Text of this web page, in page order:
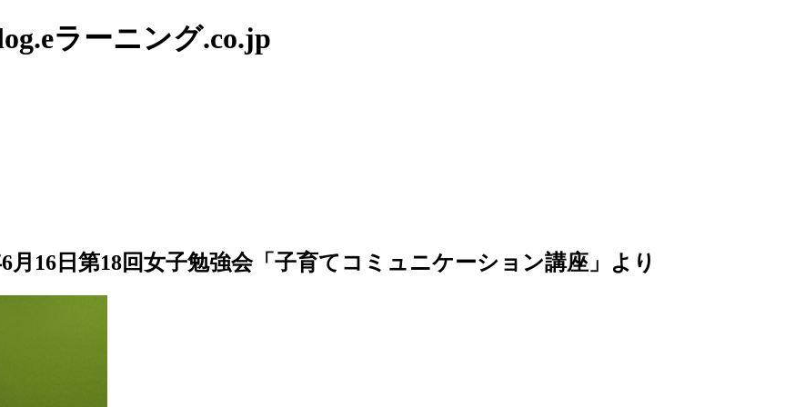
ラーニング.co.jp
16日第18回女子勉強会「子育てコミュニケーション講座」より